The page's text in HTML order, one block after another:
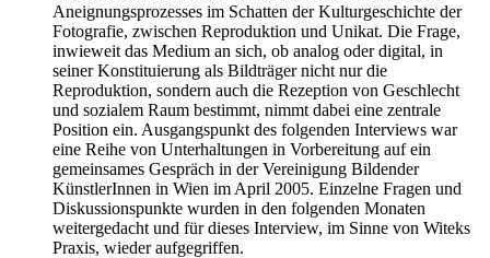
Aneignungsprozesses im Schatten der Kulturgeschichte der
Fotografie, zwischen Reproduktion und Unikat. Die Frage,
inwieweit das Medium an sich, ob analog oder digital, in
seiner Konstituierung als Bildträger nicht nur die
Reproduktion, sondern auch die Rezeption von Geschlecht
und sozialem Raum bestimmt, nimmt dabei eine zentrale
Position ein. Ausgangspunkt des folgenden Interviews war
eine Reihe von Unterhaltungen in Vorbereitung auf ein
gemeinsames Gespräch in der Vereinigung Bildender
KünstlerInnen in Wien im April 2005. Einzelne Fragen und
Diskussionspunkte wurden in den folgenden Monaten
weitergedacht und für dieses Interview, im Sinne von Witeks
Praxis, wieder aufgegriffen.